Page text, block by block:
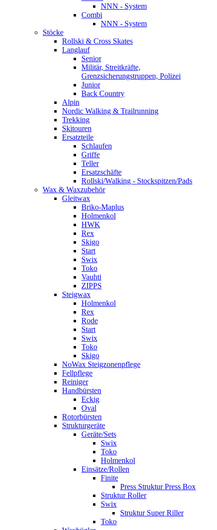
NNN - System
Combi
NNN - System
Stöcke
Rollski & Cross Skates
Langlauf
Senior
Militär, Streitkräfte,
Grenzsicherungstruppen, Polizei
Junior
Back Country
Alpin
Nordic Walking & Trailrunning
Trekking
Skitouren
Ersatzteile
Schlaufen
Griffe
Teller
Ersatzschäfte
Rollski/Walking - Stockspitzen/Pads
Wax & Waxzubehör
Gleitwax
Briko-Maplus
Holmenkol
HWK
Rex
Skigo
Start
Swix
Toko
Vauhti
ZIPPS
Steigwax
Holmenkol
Rex
Rode
Start
Swix
Toko
Skigo
NoWax Steigzonenpflege
Fellpflege
Reiniger
Handbürsten
Eckig
Oval
Rotorbürsten
Strukturgeräte
Geräte/Sets
Swix
Toko
Holmenkol
Einsätze/Rollen
Finite
Press Struktur Press Box
Struktur Roller
Swix
Struktur Super Riller
Toko